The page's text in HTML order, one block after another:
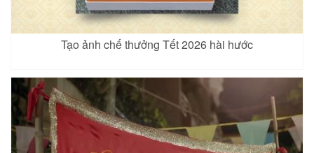
Tạo ảnh chế thưởng Tết 2026 hài hước